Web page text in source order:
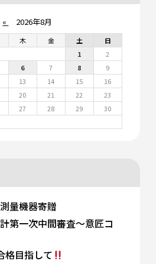
« 2026年8月
木 金 土
日
1
2
6 7 8
9
13 14 15
16
20 21 22
23
27 28 29
30
量機器寄贈
第一次中間審査～意匠コ
格目指して